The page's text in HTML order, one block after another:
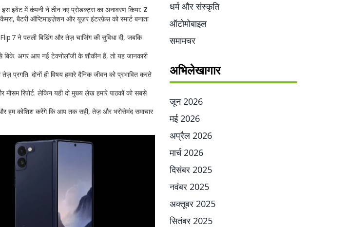
इवेंट में कंपनी ने तीन नए प्रोडक्ट्स का अनावरण किया: Z
बैटरी ऑप्टिमाइज़ेशन और यूज़र इंटरफ़ेस को स्मार्ट बनाता
7 ने पतली बिडिंग और तेज़ चार्जिंग की सुविधा दी, जबकि
बिके. अगर आप नई टेक्नोलॉजी के शौकीन हैं, तो यह जानकारी
दोनों ही विषय हमारे दैनिक जीवन को प्रभावित करते
रिपोर्ट. लेकिन यही दो मुख्य लेख हमारे पाठकों को सबसे
हम कोशिश करेंगे कि आप तक सही, तेज़ और भरोसेमंद समाचार
धर्म और संस्कृति
ऑटोमोबाइल
समामचर
अभिलेखागार
जून 2026
मई 2026
अप्रैल 2026
मार्च 2026
दिसंबर 2025
नवंबर 2025
अक्तूबर 2025
सितंबर 2025